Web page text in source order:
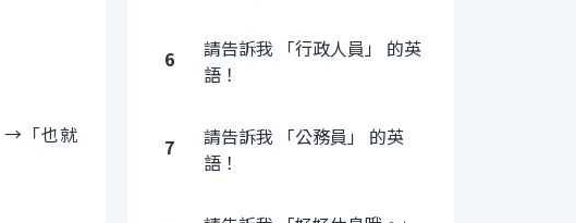
→「也就
6
請告訴我 「行政人員」 的英
語！
7
請告訴我 「公務員」 的英
語！